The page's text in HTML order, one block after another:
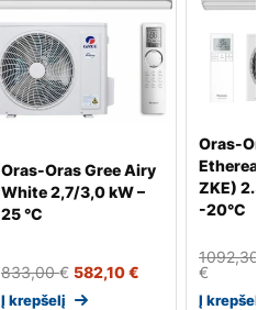
Oras-Oras Gree Airy
White 2,7/3,0 kW –
25 °C
833,00€ 582,10€
Į krepšelį
Oras-
Etherea
ZKE)
-20°C
1092,30
€
Į krepšelį